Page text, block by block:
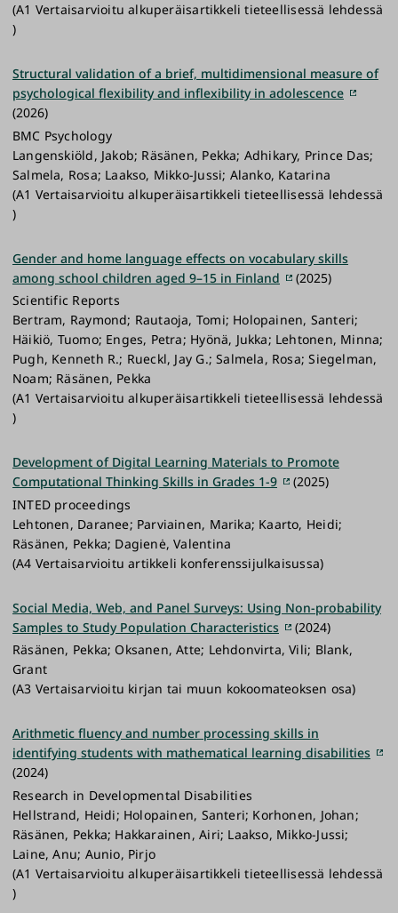
(A1 Vertaisarvioitu alkuperäisartikkeli tieteellisessä lehdessä
)
Structural validation of a brief, multidimensional measure of
psychological flexibility and inflexibility in adolescence
(2026)
BMC Psychology
Langenskiöld, Jakob; Räsänen, Pekka; Adhikary, Prince Das;
Salmela, Rosa; Laakso, Mikko-Jussi; Alanko, Katarina
(A1 Vertaisarvioitu alkuperäisartikkeli tieteellisessä lehdessä
)
Gender and home language effects on vocabulary skills
among school children aged 9–15 in Finland
(2025)
Scientific Reports
Bertram, Raymond; Rautaoja, Tomi; Holopainen, Santeri;
Häikiö, Tuomo; Enges, Petra; Hyönä, Jukka; Lehtonen, Minna;
Pugh, Kenneth R.; Rueckl, Jay G.; Salmela, Rosa; Siegelman,
Noam; Räsänen, Pekka
(A1 Vertaisarvioitu alkuperäisartikkeli tieteellisessä lehdessä
)
Development of Digital Learning Materials to Promote
Computational Thinking Skills in Grades 1-9
(2025)
INTED proceedings
Lehtonen, Daranee; Parviainen, Marika; Kaarto, Heidi;
Räsänen, Pekka; Dagienė, Valentina
(A4 Vertaisarvioitu artikkeli konferenssijulkaisussa)
Social Media, Web, and Panel Surveys: Using Non-probability
Samples to Study Population Characteristics
(2024)
Räsänen, Pekka; Oksanen, Atte; Lehdonvirta, Vili; Blank,
Grant
(A3 Vertaisarvioitu kirjan tai muun kokoomateoksen osa)
Arithmetic fluency and number processing skills in
identifying students with mathematical learning disabilities
(2024)
Research in Developmental Disabilities
Hellstrand, Heidi; Holopainen, Santeri; Korhonen, Johan;
Räsänen, Pekka; Hakkarainen, Airi; Laakso, Mikko-Jussi;
Laine, Anu; Aunio, Pirjo
(A1 Vertaisarvioitu alkuperäisartikkeli tieteellisessä lehdessä
)